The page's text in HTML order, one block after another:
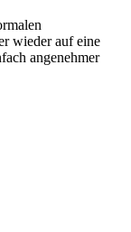
wieder auf eine
angenehmer